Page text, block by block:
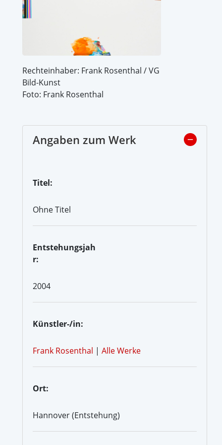
Rechteinhaber: Frank Rosenthal / VG
Bild-Kunst
Foto: Frank Rosenthal
Angaben zum Werk
Titel:
Ohne Titel
Entstehungsjah
r:
2004
Künstler-/in:
Frank Rosenthal | Alle Werke
Ort:
Hannover (Entstehung)